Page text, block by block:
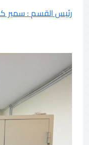
رئيس القسم : سمير